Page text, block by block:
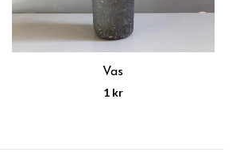
Vas
1 kr